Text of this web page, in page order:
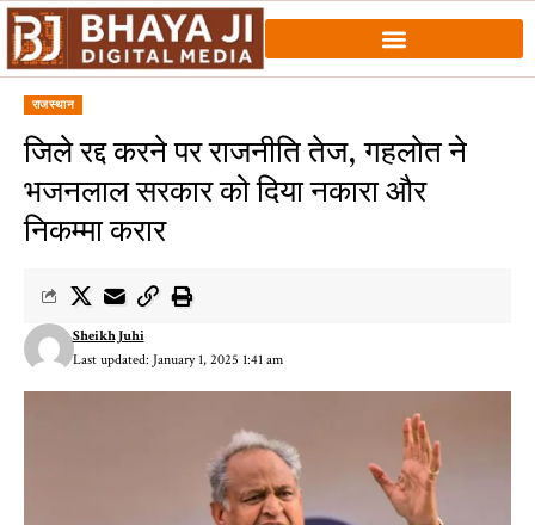
राजस्थान
जिले रद्द करने पर राजनीति तेज, गहलोत ने
भजनलाल सरकार को दिया नकारा और
निकम्मा करार
Last updated: January 1, 2025 1:41 am
Sheikh Juhi